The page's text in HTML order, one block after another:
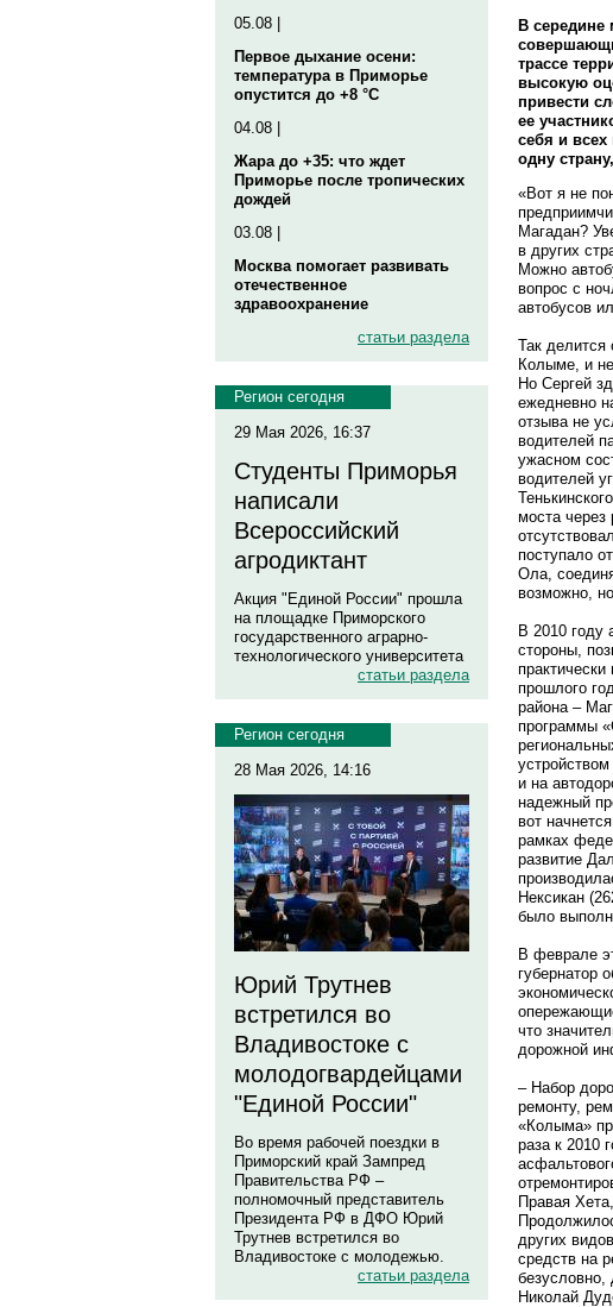
05.08 |
Первое дыхание осени:
температура в Приморье
опустится до +8 °C
04.08 |
Жара до +35: что ждет
Приморье после тропических
дождей
03.08 |
Москва помогает развивать
отечественное
здравоохранение
статьи раздела
Регион сегодня
29 Мая 2026, 16:37
Студенты Приморья
написали
Всероссийский
агродиктант
Акция "Единой России" прошла
на площадке Приморского
государственного аграрно-
технологического университета
статьи раздела
Регион сегодня
28 Мая 2026, 14:16
Юрий Трутнев
встретился во
Владивостоке с
молодогвардейцами
"Единой России"
Во время рабочей поездки в
Приморский край Зампред
Правительства РФ –
полномочный представитель
Президента РФ в ДФО Юрий
Трутнев встретился во
Владивостоке с молодежью.
статьи раздела
В середине
трассе
высокую
привести
ее
себя и
одну
«Вот я не
Магадан?
в других
Можно
вопрос с
автобусов
Так
Колыме, и не
Но Сергей
ежедневно
отзыва не
водителей
ужасном
водителей
моста
поступало
Ола,
возможно,
В 2010 году
стороны,
прошлого
района –
программы
и на
надежный
вот
рамках
развитие
Нексикан
было
В феврале
губернатор
что
дорожной
– Набор
ремонту,
«Колыма»
раза к 2010
Правая
других
средств на
безусловно,
Николай